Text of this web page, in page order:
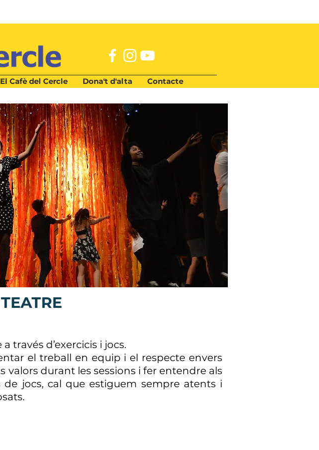
través d’exercicis i jocs.
el treball en equip i el respecte envers
durant les sessions i fer entendre als
jocs, cal que estiguem sempre atents i
El Cafè del Cercle Dona't d'alta Contacte